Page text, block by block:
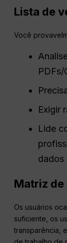
Lista de
Você
PDFs/
Exigir
Lide
dados
Matriz
Os usuários
suficiente, os
transparência,